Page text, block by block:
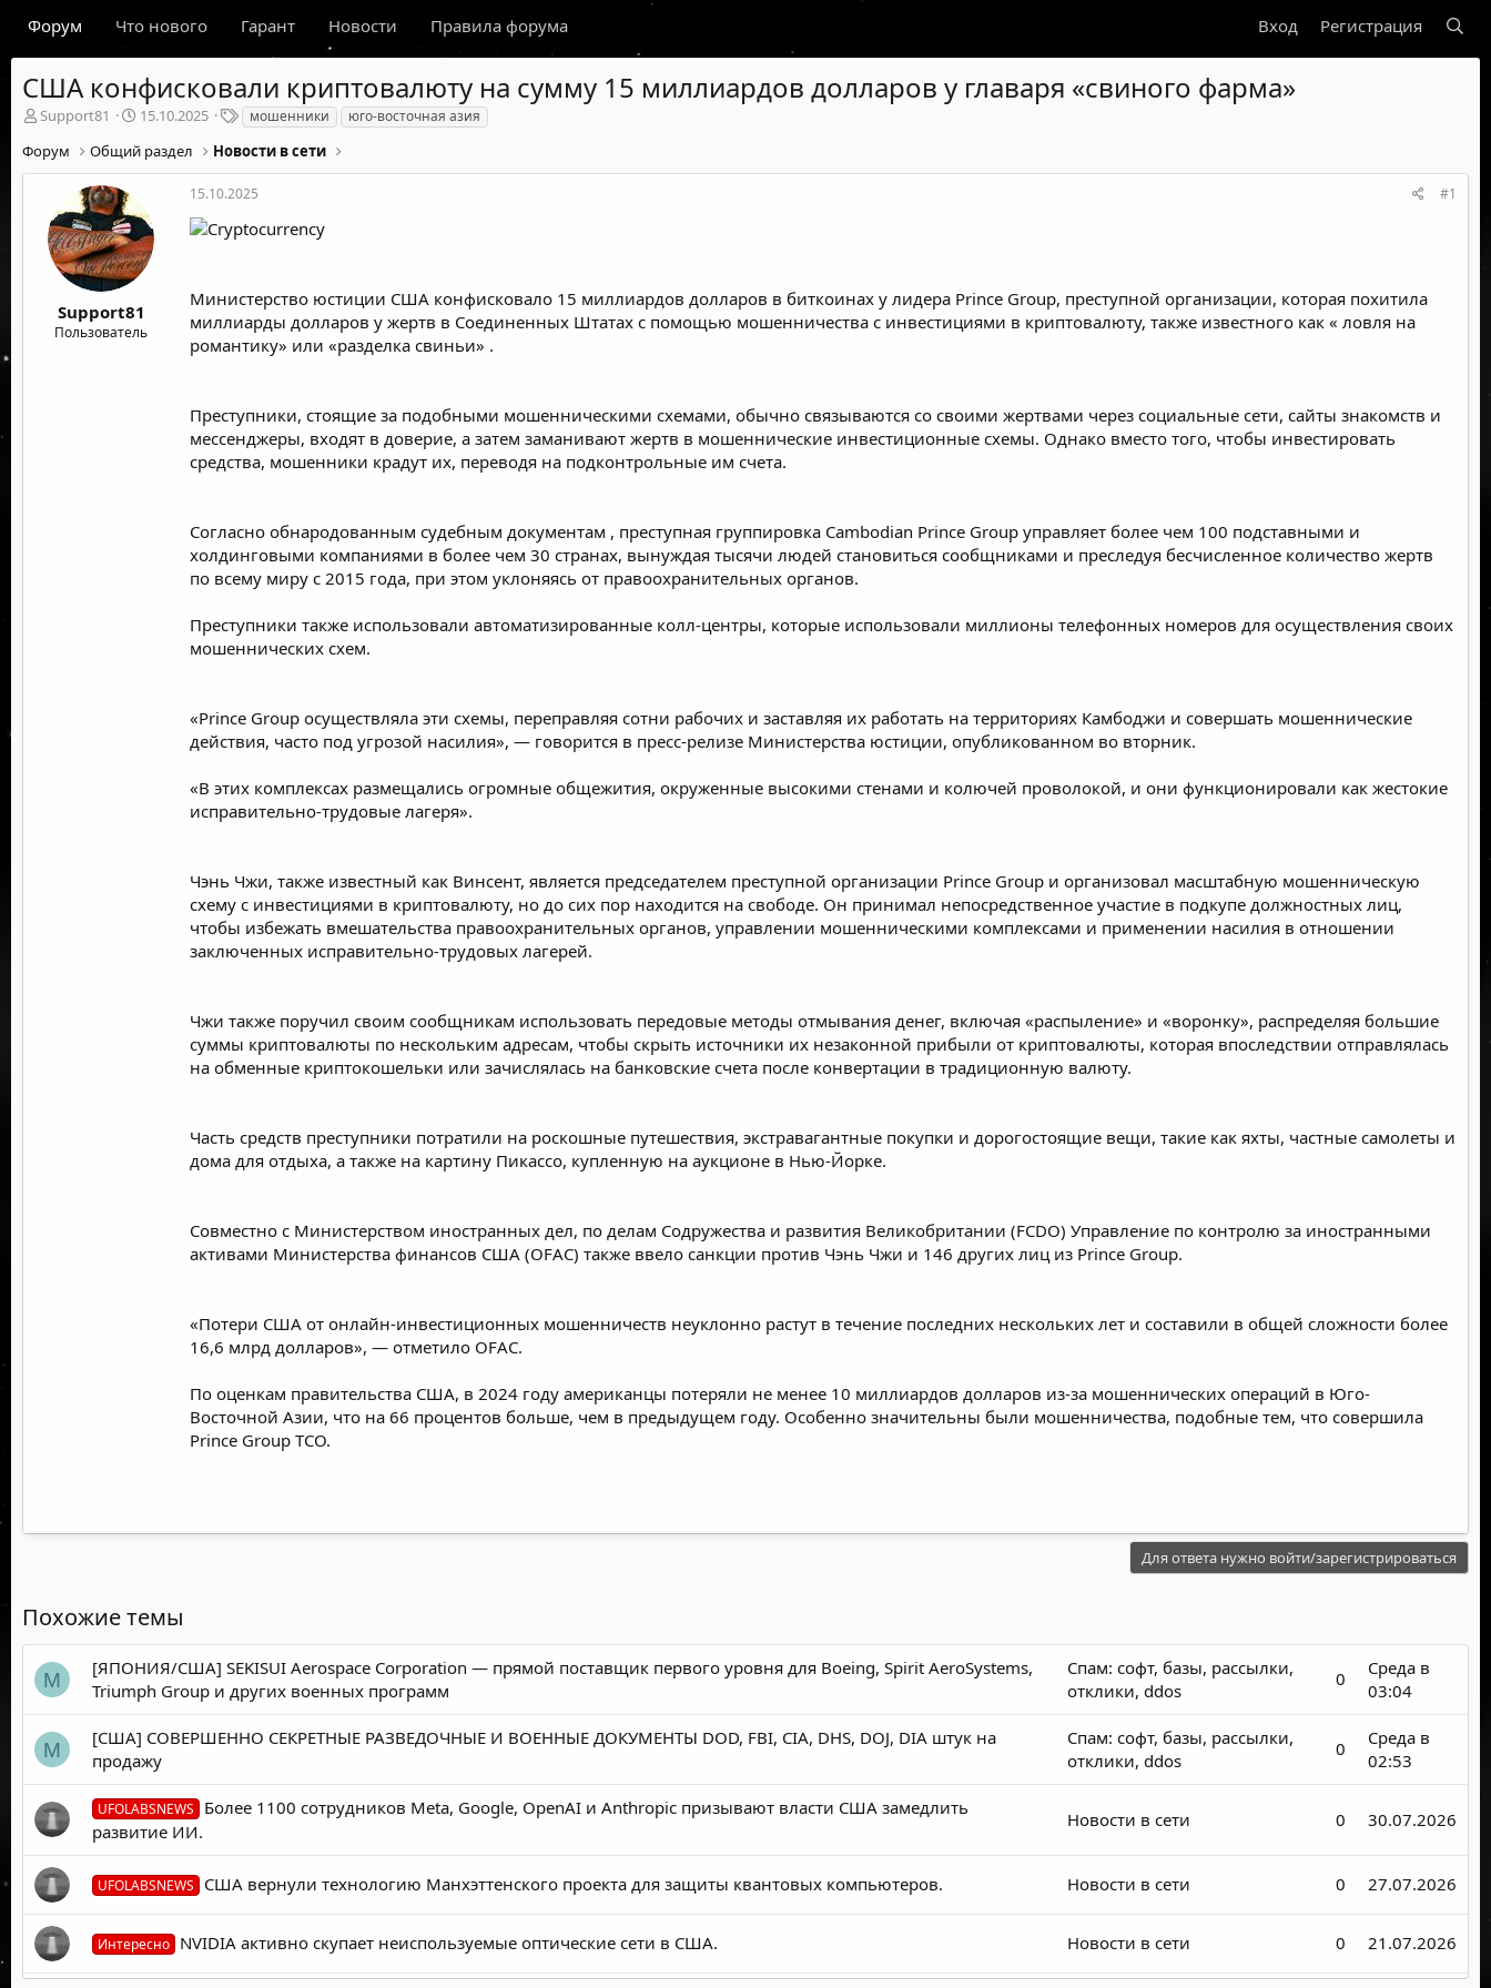
Форум Что нового Гарант Новости Правила форума Вход Регистрация
США конфисковали криптовалюту на сумму 15 миллиардов долларов у главаря «свиного фарма»
А
т
о
м
Support81
Д
т
а
а
ч
а
л
15.10.2025
Т
е
г
и
мошенники юго-восточная азия
Форум Общий раздел Новости в сети
Support81
Пользователь
15.10.2025 #1
Министерство юстиции США конфисковало 15 миллиардов долларов в биткоинах у лидера Prince Group, преступной организации, которая похитила
миллиарды долларов у жертв в Соединенных Штатах с помощью мошенничества с инвестициями в криптовалюту, также известного как « ловля на
романтику» или «разделка свиньи» .
Преступники, стоящие за подобными мошенническими схемами, обычно связываются со своими жертвами через социальные сети, сайты знакомств и
мессенджеры, входят в доверие, а затем заманивают жертв в мошеннические инвестиционные схемы. Однако вместо того, чтобы инвестировать
средства, мошенники крадут их, переводя на подконтрольные им счета.
Согласно обнародованным судебным документам , преступная группировка Cambodian Prince Group управляет более чем 100 подставными и
холдинговыми компаниями в более чем 30 странах, вынуждая тысячи людей становиться сообщниками и преследуя бесчисленное количество жертв
по всему миру с 2015 года, при этом уклоняясь от правоохранительных органов.
Преступники также использовали автоматизированные колл-центры, которые использовали миллионы телефонных номеров для осуществления своих
мошеннических схем.
«Prince Group осуществляла эти схемы, переправляя сотни рабочих и заставляя их работать на территориях Камбоджи и совершать мошеннические
действия, часто под угрозой насилия», — говорится в пресс-релизе Министерства юстиции, опубликованном во вторник.
«В этих комплексах размещались огромные общежития, окруженные высокими стенами и колючей проволокой, и они функционировали как жестокие
исправительно-трудовые лагеря».
Чэнь Чжи, также известный как Винсент, является председателем преступной организации Prince Group и организовал масштабную мошенническую
схему с инвестициями в криптовалюту, но до сих пор находится на свободе. Он принимал непосредственное участие в подкупе должностных лиц,
чтобы избежать вмешательства правоохранительных органов, управлении мошенническими комплексами и применении насилия в отношении
заключенных исправительно-трудовых лагерей.
Чжи также поручил своим сообщникам использовать передовые методы отмывания денег, включая «распыление» и «воронку», распределяя большие
суммы криптовалюты по нескольким адресам, чтобы скрыть источники их незаконной прибыли от криптовалюты, которая впоследствии отправлялась
на обменные криптокошельки или зачислялась на банковские счета после конвертации в традиционную валюту.
Часть средств преступники потратили на роскошные путешествия, экстравагантные покупки и дорогостоящие вещи, такие как яхты, частные самолеты и
дома для отдыха, а также на картину Пикассо, купленную на аукционе в Нью-Йорке.
Совместно с Министерством иностранных дел, по делам Содружества и развития Великобритании (FCDO) Управление по контролю за иностранными
активами Министерства финансов США (OFAC) также ввело санкции против Чэнь Чжи и 146 других лиц из Prince Group.
«Потери США от онлайн-инвестиционных мошенничеств неуклонно растут в течение последних нескольких лет и составили в общей сложности более
16,6 млрд долларов», — отметило OFAC.
По оценкам правительства США, в 2024 году американцы потеряли не менее 10 миллиардов долларов из-за мошеннических операций в Юго-
Восточной Азии, что на 66 процентов больше, чем в предыдущем году. Особенно значительны были мошенничества, подобные тем, что совершила
Prince Group TCO.
Для ответа нужно войти/зарегистрироваться
Похожие темы
M
[ЯПОНИЯ/США] SEKISUI Aerospace Corporation — прямой поставщик первого уровня для Boeing, Spirit AeroSystems,
Triumph Group и других военных программ
Спам: софт, базы, рассылки,
отклики, ddos
0
Среда в
03:04
M
[США] СОВЕРШЕННО СЕКРЕТНЫЕ РАЗВЕДОЧНЫЕ И ВОЕННЫЕ ДОКУМЕНТЫ DOD, FBI, CIA, DHS, DOJ, DIA штук на
продажу
Спам: софт, базы, рассылки,
отклики, ddos
0
Среда в
02:53
UFOLABSNEWS
Более 1100 сотрудников Meta, Google, OpenAI и Anthropic призывают власти США замедлить
развитие ИИ.
Новости в сети 0 30.07.2026
UFOLABSNEWS США вернули технологию Манхэттенского проекта для защиты квантовых компьютеров. Новости в сети 0 27.07.2026
Интересно NVIDIA активно скупает неиспользуемые оптические сети в США. Новости в сети 0 21.07.2026